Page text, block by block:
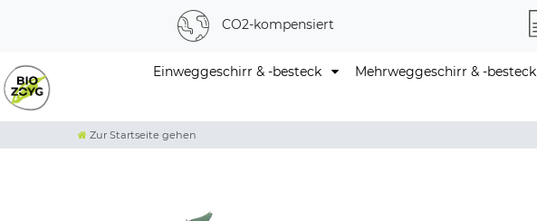
CO2-kompensiert
Einweggeschirr & -besteck Mehrweggeschirr & -besteck
Zur Startseite gehen